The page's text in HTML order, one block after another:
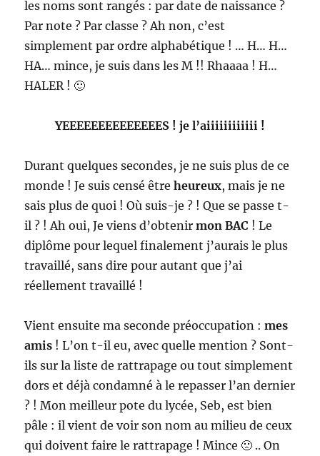
les noms sont rangés : par date de naissance ?
Par note ? Par classe ? Ah non, c’est
simplement par ordre alphabétique ! … H… H…
HA… mince, je suis dans les M !! Rhaaaa ! H…
HALER ! 🙂
YEEEEEEEEEEEEEES ! je l’aiiiiiiiiiiii !
Durant quelques secondes, je ne suis plus de ce
monde ! Je suis censé êtreheureux, mais je ne
sais plus de quoi ! Où suis-je ? ! Que se passe t-
il ? ! Ah oui, Je viens d’obtenirmon BAC ! Le
diplôme pour lequel finalement j’aurais le plus
travaillé, sans dire pour autant que j’ai
réellement travaillé !
Vient ensuite ma seconde préoccupation :mes
amis ! L’on t-il eu, avec quelle mention ? Sont-
ils sur la liste de rattrapage ou tout simplement
dors et déjà condamné à le repasser l’an dernier
? ! Mon meilleur pote du lycée, Seb, est bien
pâle : il vient de voir son nom au milieu de ceux
qui doivent faire le rattrapage ! Mince 🙁 .. On